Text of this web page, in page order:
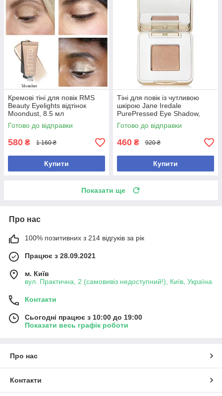
Кремові тіні для повік RMS
Beauty Eyelights відтінок
Moondust, 8.5 мл
Готово до відправки
580 ₴ 1 160 ₴
Купити
Тіні для повік із чутливою
шкірою Jane Iredale
PurePressed Eye Shadow,
відтінок Jewel
Готово до відправки
460 ₴ 920 ₴
Купити
Показати ще
Про нас
100% позитивних з 214 відгуків за рік
Працює з 28.09.2021
м. Київ
вул. Практична, 2 (самовивіз недоступний!), Київ, Україна
Контакти
Сьогодні працює з 10:00 до 19:00
Показати весь графік роботи
Про нас
Контакти